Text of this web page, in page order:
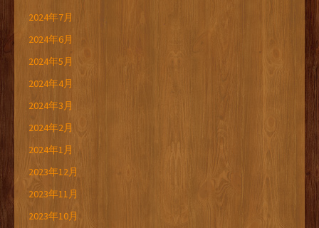
2024年7月
2024年6月
2024年5月
2024年4月
2024年3月
2024年2月
2024年1月
2023年12月
2023年11月
2023年10月